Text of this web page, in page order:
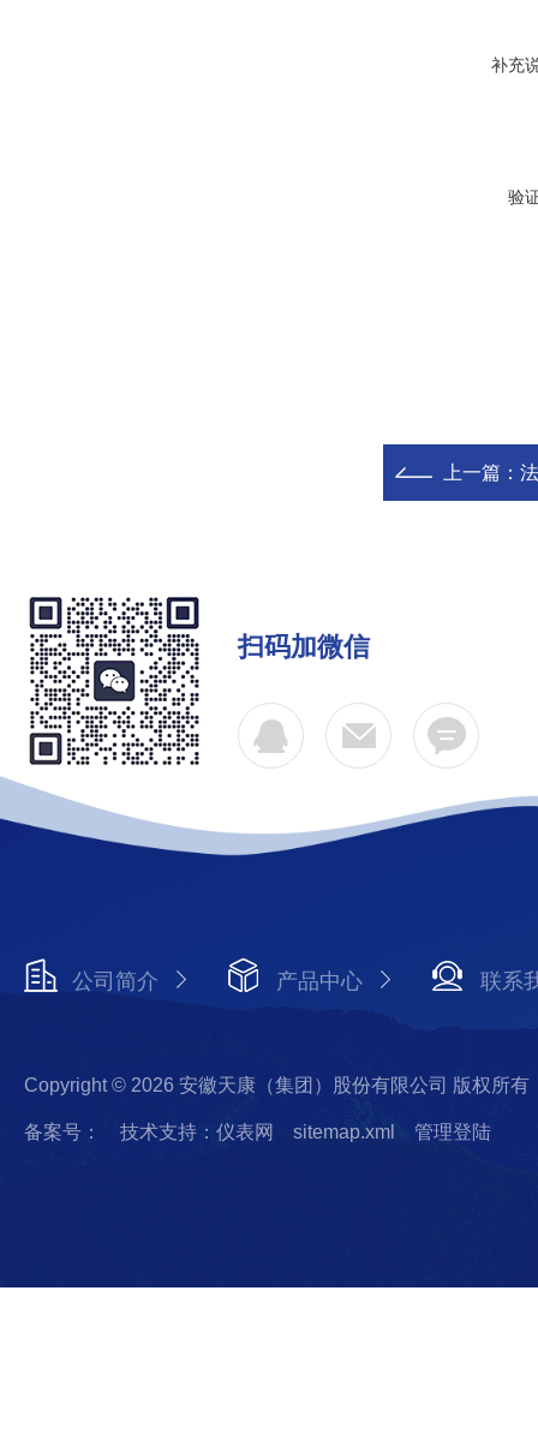
补充
验
上一篇：
扫码加微信
公司简介 产品中心 联系
Copyright © 2026 安徽天康（集团）股份有限公司 版权所有
备案号： 技术支持：仪表网 sitemap.xml 管理登陆